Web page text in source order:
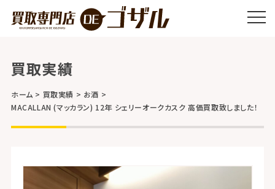
買取実績
ホーム 買取実績
お酒
MACALLAN (マッカラン) 12年 シェリーオークカスク 高価買取致しました！